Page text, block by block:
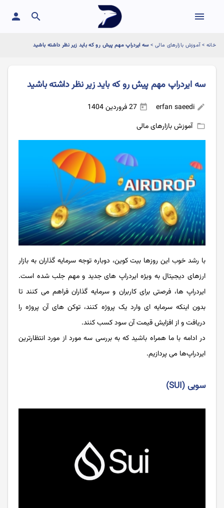
menu
search
person
خانه >آموزش بازارهای مالی >سه ایردراپ مهم پیش رو که باید زیر نظر داشته باشید
سه ایردراپ مهم پیش رو که باید زیر نظر داشته باشید
edit
today
folder_open آموزش بازارهای مالی
با رشد خوب این روزها بیت کوین، دوباره توجه سرمایه گذاران به بازار
ارزهای دیجیتال به ویژه ایردراپ های جدید و مهم جلب شده است.
ایردراپ ها، فرصتی برای کاربران و سرمایه‌ گذاران فراهم می ‌کنند تا
بدون اینکه سرمایه ای وارد یک پروژه کنند، توکن های آن پروژه‌ را
دریافت و از افزایش قیمت آن سود کسب کنند.
در ادامه با ما همراه باشید که به بررسی سه مورد از مورد انتظارترین
ایردراپ‌ها می ‌پردازیم.
سویی (SUI)